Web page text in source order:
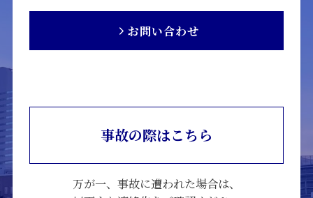
お問い合わせ
事故の際はこちら
万が一、事故に遭われた場合は、